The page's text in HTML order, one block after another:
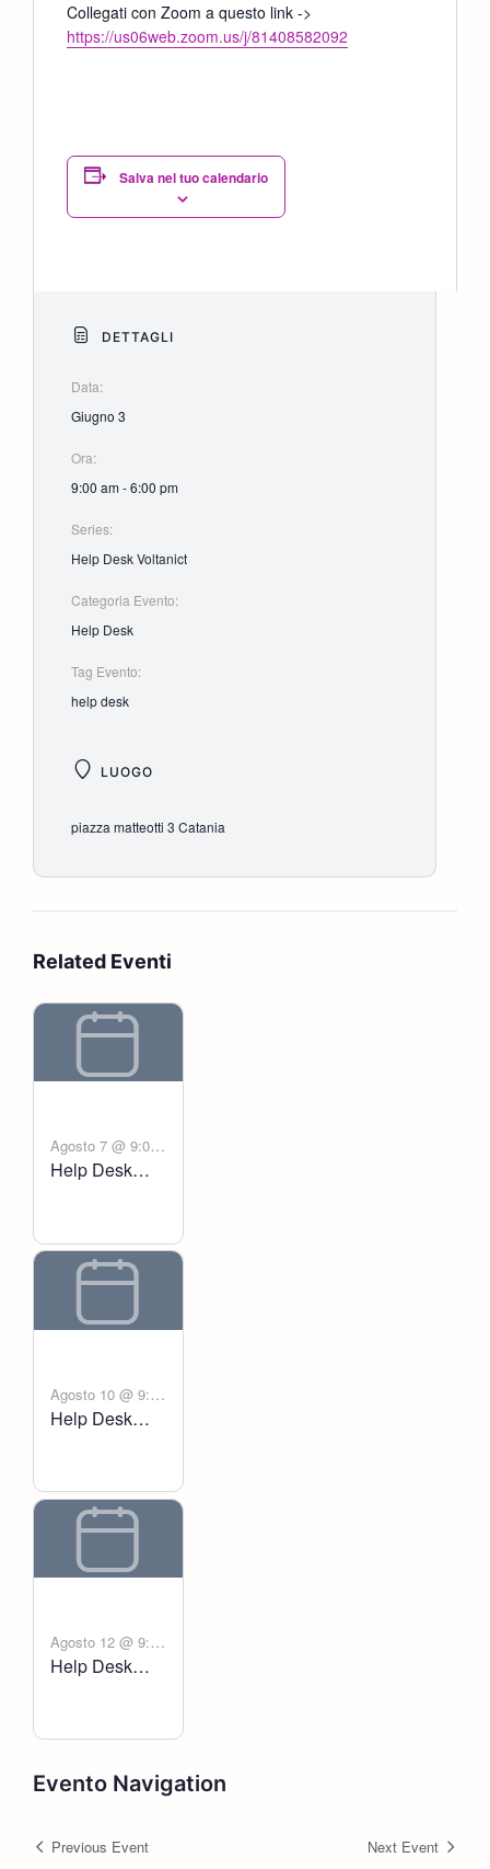
Collegati con Zoom a questo link ->
https://us06web.zoom.us/j/81408582092
Salva nel tuo calendario
DETTAGLI
Data:
Giugno 3
Ora:
9:00 am - 6:00 pm
Series:
Help Desk Voltanict
Categoria Evento:
Help Desk
Tag Evento:
help desk
LUOGO
piazza matteotti 3 Catania
Related Eventi
Agosto 7 @ 9:00
am - 6:00 pm
Help Desk
Agosto 10 @ 9:00
am - 6:00 pm
Help Desk
Agosto 12 @ 9:00
am - 6:00 pm
Help Desk
Evento Navigation
Previous Event Next Event